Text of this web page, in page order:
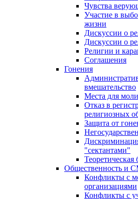
Чувства
Участие в
жизни
Дискуссии о
Дискуссии о
Религии и
Соглашения
Гонения
вмешательство
Места для
Отказ в
религиозных
Защита от
"сектантами"
Теоретическая
Общественность и
Конфликты с
организациями
Конфликты с